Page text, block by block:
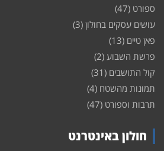
ספורט (47)
עושים עסקים בחולון (3)
פאן טיים (13)
פרשת השבוע (2)
קול התושבים (31)
תמונות מהשטח (4)
תרבות וספורט (47)
חולון באינטרנט